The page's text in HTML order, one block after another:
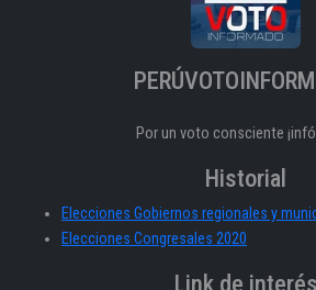
Por un voto consciente
Historial
Elecciones Gobiernos regionales y
Elecciones Congresales 2020
Link de interés